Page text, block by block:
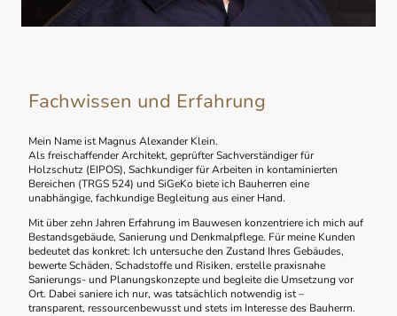
Fachwissen und Erfahrung
Mein Name ist Magnus Alexander Klein.
Als freischaffender Architekt, geprüfter Sachverständiger für
Holzschutz (EIPOS), Sachkundiger für Arbeiten in kontaminierten
Bereichen (TRGS 524) und SiGeKo biete ich Bauherren eine
unabhängige, fachkundige Begleitung aus einer Hand.
Mit über zehn Jahren Erfahrung im Bauwesen konzentriere ich mich auf
Bestandsgebäude, Sanierung und Denkmalpflege. Für meine Kunden
bedeutet das konkret: Ich untersuche den Zustand Ihres Gebäudes,
bewerte Schäden, Schadstoffe und Risiken, erstelle praxisnahe
Sanierungs- und Planungskonzepte und begleite die Umsetzung vor
Ort. Dabei saniere ich nur, was tatsächlich notwendig ist –
transparent, ressourcenbewusst und stets im Interesse des Bauherrn.